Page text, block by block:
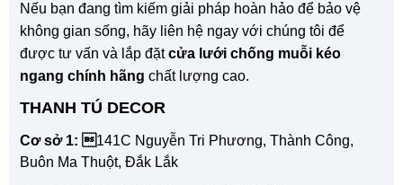
Nếu bạn đang tìm kiếm giải pháp hoàn hảo để bảo vệ
không gian sống, hãy liên hệ ngay với chúng tôi để
được tư vấn và lắp đặtcửa lưới chống muỗi kéo
ngang chính hãng chất lượng cao.
THANH TÚ DECOR
Cơ sở 1: 141C Nguyễn Tri Phương, Thành Công,
Buôn Ma Thuột, Đắk Lắk